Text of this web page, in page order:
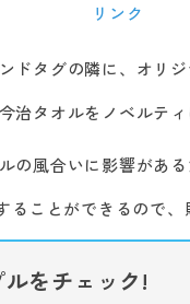
リンク
ドタグの隣に、オリ
治タオルをノベルテ
の風合いに影響があ
ることができるので
をチェック!